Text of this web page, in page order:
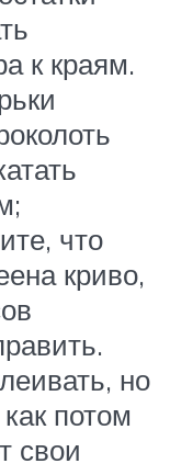
к краям.
что
криво,
но
потом
свои